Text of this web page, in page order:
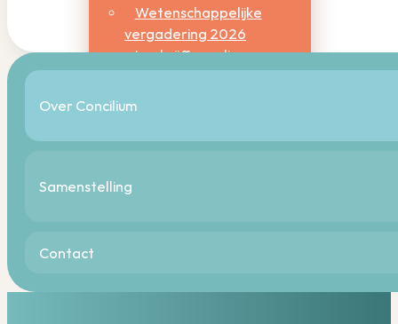
Wetenschappelijke
vergadering 2026
Inschrijfformulier
wetenschappelijke
Over Concilium
Samenstelling
Contact